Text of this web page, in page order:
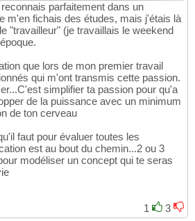
parfaitement dans un
m'en fichais des études, mais j'étais là
"travailleur" (je travaillais le weekend
que lors de mon premier travail
qui m'ont transmis cette passion.
simplifier ta passion pour qu'a
de la puissance avec un minimum
de ton cerveau
faut pour évaluer toutes les
est au bout du chemin...2 ou 3
modéliser un concept qui te seras
1
3